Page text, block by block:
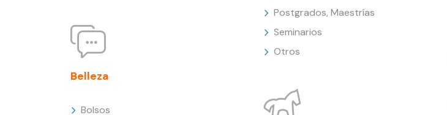
Belleza
Bolsos
Postgrados, Maestrías
Seminarios
Otros